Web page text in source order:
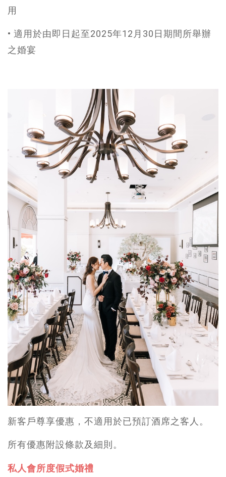
用
• 適用於由即日起至2025年12月30日期間所舉辦
之婚宴
新客戶尊享優惠，不適用於已預訂酒席之客人。
所有優惠附設條款及細則。
私人會所度假式婚禮